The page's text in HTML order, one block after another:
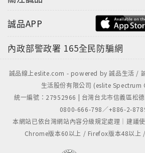
誠品APP
內政部警政署 165全民防騙網
誠品線上eslite.com - powered by 誠品生活 /
生活股份有限公司 (eslite
統一編號：27952966 | 台灣台北市信義區松
0800-666-798／+886-2-
本網站已依台灣網站內容分級規定處理｜建議
Chrome版本60以上 / Firefox版本48以上